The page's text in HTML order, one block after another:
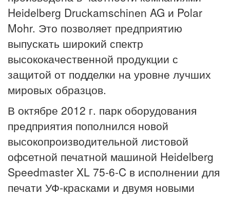
Heidelberg Druckamschinen AG и Polar
Mohr. Это позволяет предприятию
выпускать широкий спектр
высококачественной продукции с
защитой от подделки на уровне лучших
мировых образцов.
В октябре 2012 г. парк оборудования
предприятия пополнился новой
высокопроизводительной листовой
офсетной печатной машиной Heidelberg
Speedmaster XL 75-6-C в исполнении для
печати УФ-красками и двумя новыми